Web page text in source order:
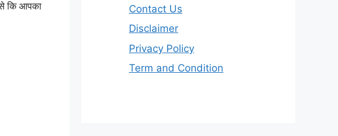
कि आपका
Contact Us
Disclaimer
Privacy Policy
Term and Condition